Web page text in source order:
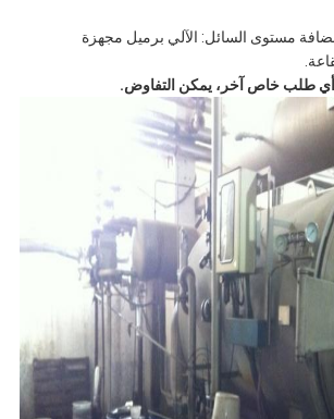
مستوى السائل: الآلي برميل مجهزة
أي طلب خاص آخر، يمكن التفاوض.